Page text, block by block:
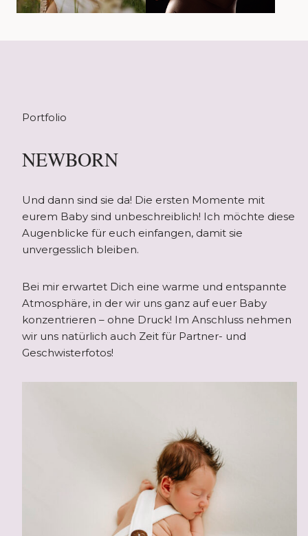
Portfolio
NEWBORN
Und dann sind sie da! Die ersten Momente mit
eurem Baby sind unbeschreiblich! Ich möchte diese
Augenblicke für euch einfangen, damit sie
unvergesslich bleiben.
Bei mir erwartet Dich eine warme und entspannte
Atmosphäre, in der wir uns ganz auf euer Baby
konzentrieren – ohne Druck! Im Anschluss nehmen
wir uns natürlich auch Zeit für Partner- und
Geschwisterfotos!